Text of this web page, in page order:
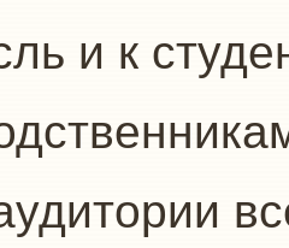
и к